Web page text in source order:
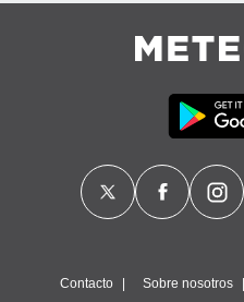
Contacto Sobre nosotros